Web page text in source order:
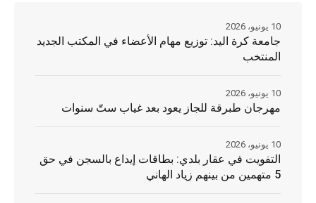
جامعة كرة اليد: توزيع مهام الأعضاء في المكتب الجديد
المنتخب
10 يونيو، 2026
مهرجان طبرقة للجاز يعود بعد غياب ستّ سنوات
10 يونيو، 2026
التفويت في عقار بلدي: بطاقات إيداع بالسجن في حق
5 متهمين من بينهم زياد الهاني
10 يونيو، 2026